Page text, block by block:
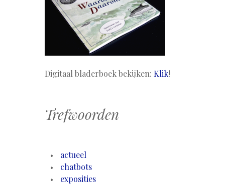
Digitaal bladerboek bekijken: Klik!
Trefwoorden
actueel
chatbots
exposities